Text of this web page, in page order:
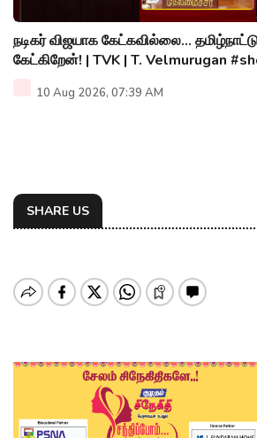
நடிகர் விஜயாக கேட்கவில்லை...
கேட்கிறேன்! | TVK | T. Velmurugan
10 Aug 2026, 07:39 AM
SHARE US